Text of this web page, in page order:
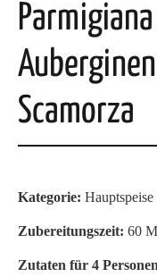
Scamorza
Kategorie: Hauptspeise
Zubereitungszeit: 60
Zutaten für 4 Personen